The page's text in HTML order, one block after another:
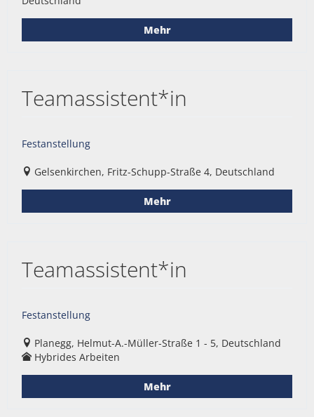
Mehr
Teamassistent*in
Festanstellung
Gelsenkirchen, Fritz-Schupp-Straße 4, Deutschland
Mehr
Teamassistent*in
Festanstellung
Planegg, Helmut-A.-Müller-Straße 1 - 5, Deutschland
Hybrides Arbeiten
Mehr